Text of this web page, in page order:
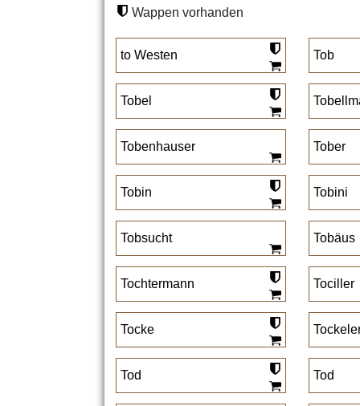
Wappen vorhanden
to Westen Tob
Tobel
Tobenhauser Tober
Tobin Tobini
Tobsucht Tobäus
Tochtermann Tociller
Tocke
Tod Tod